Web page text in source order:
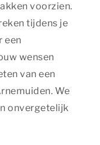
voorzien.
tijdens je
een
wensen
van een
We
onvergetelijk